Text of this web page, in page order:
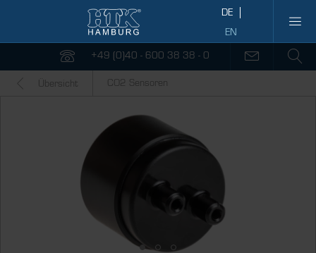
+49 (0)40 - 600 38 38 - 0
Übersicht CO2 Sensoren